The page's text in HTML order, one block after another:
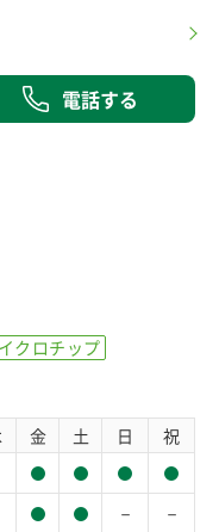
電話する
クロチップ
金 土 日 祝
－ －